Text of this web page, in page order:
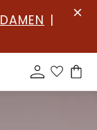
DAMEN |